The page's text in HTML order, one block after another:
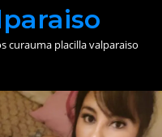
curauma placilla valparaiso